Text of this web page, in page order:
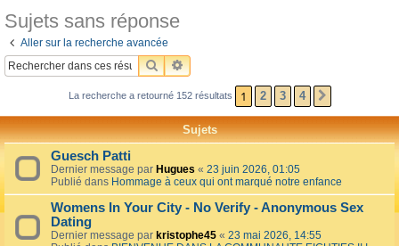
h
r
Sujets sans réponse
Aller sur la recherche avancée
RECHERCHER
RECHERCHE AVANCÉE
La recherche a retourné 152 résultats 1 2 3 4
Sujets
Guesch Patti
Dernier message par Hugues « 23 juin 2026, 01:05
Publié dans Hommage à ceux qui ont marqué notre enfance
Womens In Your City - No Verify - Anonymous Sex
Dating
Dernier message par kristophe45 « 23 mai 2026, 14:55